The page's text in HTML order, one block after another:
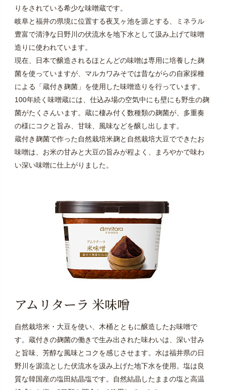
りをされている希少な味噌蔵です。
岐阜と福井の県境に位置する夜叉ヶ池を源とする、ミネラル
豊富で清浄な日野川の伏流水を地下水として汲み上げて味噌
造りに使われています。
現在、日本で醸造されるほとんどの味噌は専用に培養した麹
菌を使っていますが、マルカワみそでは昔ながらの自家採種
による「蔵付き麹菌」を使用した味噌造りを行っています。
100年続く味噌蔵には、仕込み場の空気中にも壁にも野生の麹
菌がたくさんいます。蔵に棲み付く数種類の麹菌が、多重奏
の様にコクと旨み、甘味、風味などを醸し出します。
蔵付き麹菌で作った自然栽培米麹と自然栽培大豆でできたお
味噌は、お米の甘みと大豆の旨みが程よく、まろやかで味わ
い深い味噌に仕上がりました。
アムリターラ 米味噌
自然栽培米・大豆を使い、木桶とともに醸造したお味噌で
す。蔵付きの麹菌の働きで生み出された味わいは、深い甘み
と旨味、芳醇な風味とコクを感じさせます。水は福井県の日
野川を源流とした伏流水を汲み上げた地下水を使用。塩は良
質な韓国産の塩田結晶塩です。自然結晶したままの塩と高温